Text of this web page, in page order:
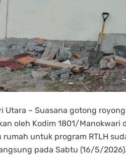
Utara – Suasana gotong
oleh Kodim 1801/Manokwari
rumah untuk program RTLH
pada Sabtu (16/5/2026).